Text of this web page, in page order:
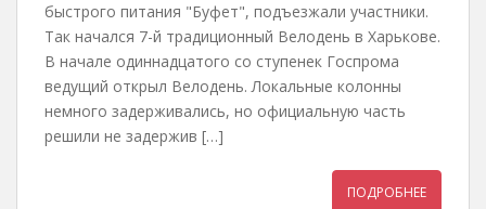
быстрого питания "Буфет", подъезжали участники.
Так начался 7-й традиционный Велодень в Харькове.
В начале одиннадцатого со ступенек Госпрома
ведущий открыл Велодень. Локальные колонны
немного задерживались, но официальную часть
решили не задержив […]
ПОДРОБНЕЕ